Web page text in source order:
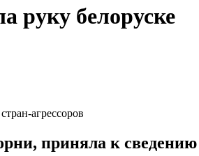
руку белоруске
агрессоров
приняла к